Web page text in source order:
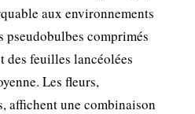
aux environnements
pseudobulbes comprimés
des feuilles lancéolées
Les fleurs,
affichent une combinaison